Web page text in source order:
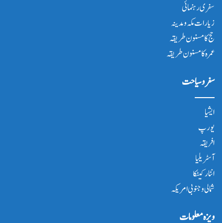
سفری رہنمائی
زیارات مکہ و مدینہ
حج کا مسنون طریقہ
عمرہ کا مسنون طریقہ
سفر و سیاحت
ایشیا
یورپ
افریقہ
آسٹریلیا
انٹار کیٹکا
شمالی و جنوبی امریکہ
ویزہ معلومات